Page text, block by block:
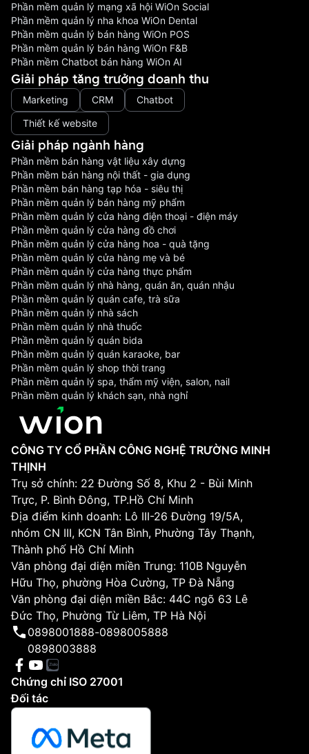
Phần mềm quản lý mạng xã hội WiOn Social
Phần mềm quản lý nha khoa WiOn Dental
Phần mềm quản lý bán hàng WiOn POS
Phần mềm quản lý bán hàng WiOn F&B
Phần mềm Chatbot bán hàng WiOn AI
Giải pháp tăng trưởng doanh thu
Marketing CRM
Chatbot
Thiết kế website
Giải pháp ngành hàng
Phần mềm bán hàng vật liệu xây dựng
Phần mềm bán hàng nội thất - gia dụng
Phần mềm bán hàng tạp hóa - siêu thị
Phần mềm quản lý bán hàng mỹ phẩm
Phần mềm quản lý cửa hàng điện thoại - điện máy
Phần mềm quản lý cửa hàng đồ chơi
Phần mềm quản lý cửa hàng hoa - quà tặng
Phần mềm quản lý cửa hàng mẹ và bé
Phần mềm quản lý cửa hàng thực phẩm
Phần mềm quản lý nhà hàng, quán ăn, quán nhậu
Phần mềm quản lý quán cafe, trà sữa
Phần mềm quản lý nhà sách
Phần mềm quản lý nhà thuốc
Phần mềm quản lý quán bida
Phần mềm quản lý quán karaoke, bar
Phần mềm quản lý shop thời trang
Phần mềm quản lý spa, thẩm mỹ viện, salon, nail
Phần mềm quản lý khách sạn, nhà nghỉ
CÔNG TY CỔ PHẦN CÔNG NGHỆ TRƯỜNG MINH
THỊNH
Trụ sở chính: 22 Đường Số 8, Khu 2 - Bùi Minh
Trực, P. Bình Đông, TP.Hồ Chí Minh
Địa điểm kinh doanh: Lô III-26 Đường 19/5A,
nhóm CN III, KCN Tân Bình, Phường Tây Thạnh,
Thành phố Hồ Chí Minh
Văn phòng đại diện miền Trung: 110B Nguyễn
Hữu Thọ, phường Hòa Cường, TP Đà Nẵng
Văn phòng đại diện miền Bắc: 44C ngõ 63 Lê
Đức Thọ, Phường Từ Liêm, TP Hà Nội
0898001888-0898005888
0898003888
Chứng chỉ ISO 27001
Đối tác